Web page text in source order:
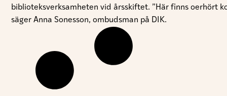
biblioteksverksamheten vid årsskiftet. ”Här finns oerhört
säger Anna Sonesson, ombudsman på DIK.